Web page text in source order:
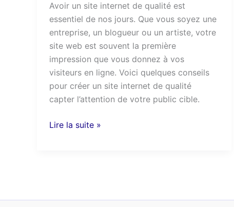
Avoir un site internet de qualité est
essentiel de nos jours. Que vous soyez une
entreprise, un blogueur ou un artiste, votre
site web est souvent la première
impression que vous donnez à vos
visiteurs en ligne. Voici quelques conseils
pour créer un site internet de qualité
capter l’attention de votre public cible.
Lire la suite »